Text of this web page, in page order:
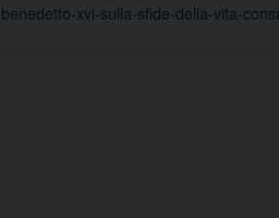
xvi-sulla-sfide-della-vita-